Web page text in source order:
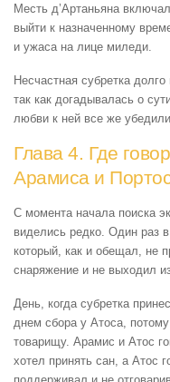
Месть д’Артаньяна
выйти к назначенному
и ужаса на лице миледи.
Несчастная субретка
так как догадывалась о
любви к ней все же
Глава 4. Где
Арамиса и
С момента начала поиска
виделись редко. Один раз
который, как и обещал, не
снаряжение и не выходил
День, когда субретка
днем сбора у Атоса,
товарищу. Арамис и Атос
хотел принять сан, а Атос